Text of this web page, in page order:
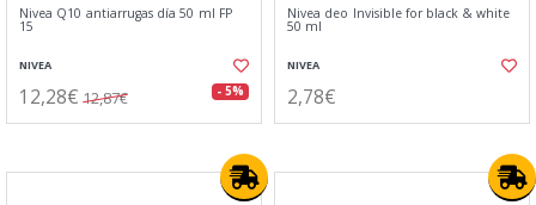
Nivea Q10 antiarrugas día 50 ml FP
15
NIVEA
12,28€ 12,87€ - 5%
Nivea deo Invisible for black & white
50 ml
NIVEA
2,78€